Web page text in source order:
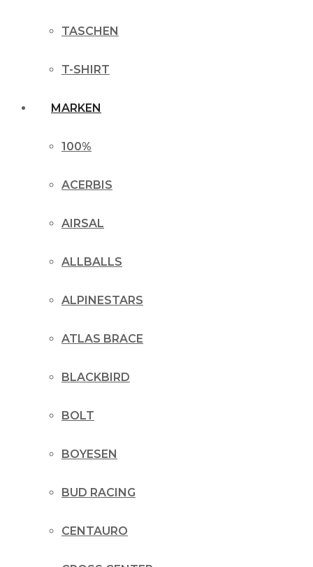
TASCHEN
T-SHIRT
MARKEN
100%
ACERBIS
AIRSAL
ALLBALLS
ALPINESTARS
ATLAS BRACE
BLACKBIRD
BOLT
BOYESEN
BUD RACING
CENTAURO